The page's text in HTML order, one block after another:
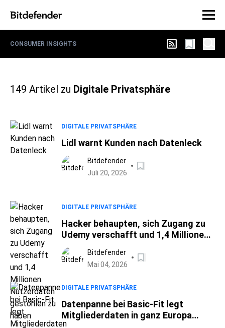
CONSUMER INSIGHTS
149 Artikel zu Digitale Privatsphäre
DIGITALE PRIVATSPHÄRE
Lidl warnt Kunden nach Datenleck
Bitdefender
Juli 20, 2026
DIGITALE PRIVATSPHÄRE
Hacker behaupten, sich Zugang zu
Udemy verschafft und 1,4 Millionen
Nutzerdaten gestohlen zu haben
Bitdefender
Mai 04, 2026
DIGITALE PRIVATSPHÄRE
Datenpanne bei Basic-Fit legt
Mitgliederdaten in ganz Europa